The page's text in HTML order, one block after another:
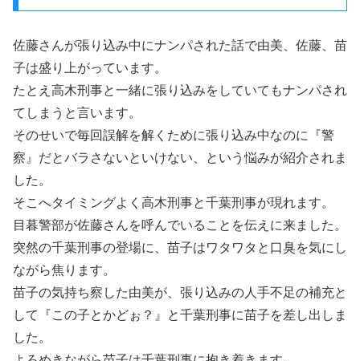
佐藤さんが張り込み中にナンパされた話で由美、佐藤、苗
子は盛り上がっています。
たとえ高木刑事と一緒に張り込みをしていてもナンパされ
てしまうと言います。
そのせいで毎回誤解を解くために張り込み中なのに『警
察』だとバラさないといけない、という悩みが紹介されま
した。
そこへタイミングよく高木刑事と千葉刑事が現れます。
目暮警部が佐藤さんを呼んでいることを伝えに来ました。
突然の千葉刑事の登場に、苗子はワタワタと口臭を気にし
ながら焦ります。
苗子の気持ち察した由美が、張り込みの人手不足の補充と
して『この子とかどぉ？』と千葉刑事に苗子を差し出しま
した。